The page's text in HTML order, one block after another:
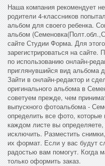
Наша компания рекомендует
родители 4-классников
альбом для своего ребенка.
альбом
сайте Студии Форма. Для
зарегистрироваться на сайте.
по использованию онлайн-
приглянувшийся вид альбома
Зайти в онлайн-редактор и
оригинального альбома в
советуем прежде, чем
выпускного фотоальбома -
определить все фото,
каждом листе вы определяете,
исключить. Разместить
их формат. Если у вас будут
радостью вам помогут. Когда
только оформить заказ.